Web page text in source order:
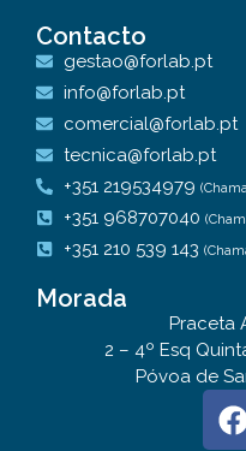
Contacto
gestao@forlab.pt
info@forlab.pt
comercial@forlab.pt
tecnica@forlab.pt
+351 219534979
+351 968707040
+351 210 539 143
Morada
Praceta
2 – 4º Esq
Póvoa de